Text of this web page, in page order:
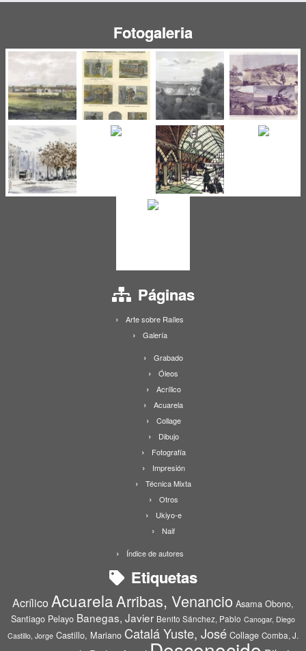
Fotogaleria
Páginas
Arte sobre Raíles
Galería
Grabado
Óleos
Acrílico
Acuarela
Collage
Dibujo
Fotografía
Impresión
Técnica Mixta
Otros
Ukiyo-e
Naif
Índice de autores
Etiquetas
Acrílico AcuarelaArribas, Venancio Asama Obono,
Santiago Pelayo Banegas, Javier Benito Sánchez, Pablo Canogar, Diego
Castillo, Jorge Castillo, Mariano Catalá Yuste, José Collage Comba, J.